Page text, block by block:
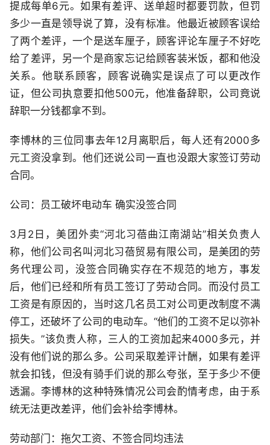
提成每单6元。如果有差评、送单超时都要罚款，但罚
多少一直是领导说了算，没有标准。他最近被顾客误给
了两个差评，一个是送车厘子，顾客评论车厘子不好吃
给了差评，另一个是商家忘记给顾客装米饭，都和他没
关系。他联系顾客，顾客说确实是误点了可以更改作
证，但公司执意要扣他500元，他准备辞职，公司竟说
辞职一分钱都拿不到。
李博林的三位同事去年12月离职后，每人还有2000多
元工资没拿到。他们还说公司一直也没跟大家签订劳动
合同。
公司：员工破坏电动车 确实没签合同
3月2日，美团外卖“河北习蓓曲江南湖站”相关负责人
称，他们公司名叫河北习蓓贸易有限公司，是美团的劳
务代理公司，没签合同确实存在不规范的地方，事发
后，他们已经和所有员工签订了劳动合同。而没付员工
工资是有原因的，当时这几名员工对公司更改制度不满
停工，还破坏了公司的电动车。“他们的工资不足以弥补
损失。”该负责人称，三人的工资加起来4000多元，并
没有他们说的那么多。公司采取差评计酬，如果有差评
就会扣钱，但没有骑手们说的那么夸张，至于多少不便
透漏。李博林的这种特殊情况公司会酌情考虑，由于系
统无法更改差评，他们会补给李博林。
劳动部门：拖欠工资、不签合同均违法